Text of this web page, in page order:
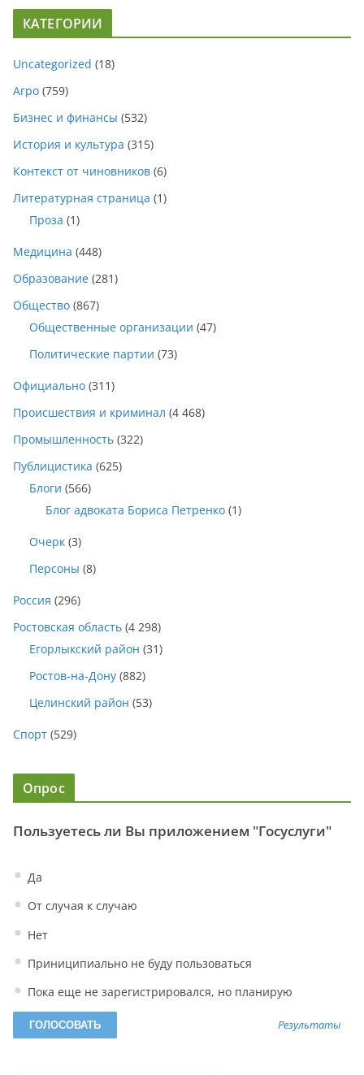
КАТЕГОРИИ
Uncategorized (18)
Агро (759)
Бизнес и финансы (532)
История и культура (315)
Контекст от чиновников (6)
Литературная страница (1)
Проза (1)
Медицина (448)
Образование (281)
Общество (867)
Общественные организации (47)
Политические партии (73)
Официально (311)
Происшествия и криминал (4 468)
Промышленность (322)
Публицистика (625)
Блоги (566)
Блог адвоката Бориса Петренко (1)
Очерк (3)
Персоны (8)
Россия (296)
Ростовская область (4 298)
Егорлыкский район (31)
Ростов-на-Дону (882)
Целинский район (53)
Спорт (529)
Опрос
Пользуетесь ли Вы приложением "Госуслуги"
Да
От случая к случаю
Нет
Приниципиально не буду пользоваться
Пока еще не зарегистрировался, но планирую
Результаты